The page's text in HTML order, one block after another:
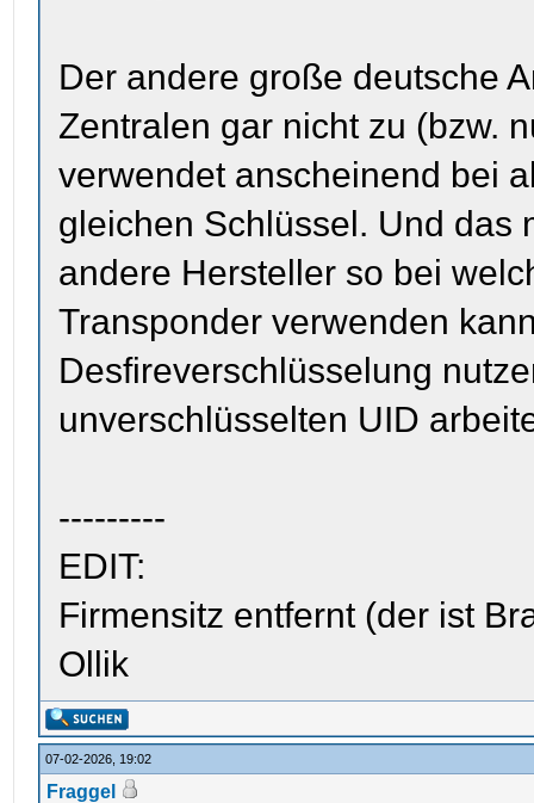
Der andere große deutsche
Zentralen gar nicht zu (bzw.
verwendet anscheinend bei
gleichen Schlüssel. Und das
andere Hersteller so bei
Transponder verwenden
Desfireverschlüsselung
unverschlüsselten UID
---------
EDIT:
Firmensitz entfernt (der ist
Ollik
07-02-2026, 19:02
Fraggel